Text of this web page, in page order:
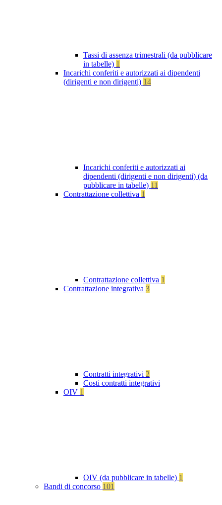
Tassi di assenza trimestrali (da pubblicare
in tabelle) 1
Incarichi conferiti e autorizzati ai dipendenti
(dirigenti e non dirigenti) 14
Incarichi conferiti e autorizzati ai
dipendenti (dirigenti e non dirigenti) (da
pubblicare in tabelle) 11
Contrattazione collettiva 1
Contrattazione collettiva 1
Contrattazione integrativa 3
Contratti integrativi 2
Costi contratti integrativi
OIV 1
OIV (da pubblicare in tabelle) 1
Bandi di concorso 101